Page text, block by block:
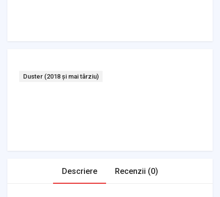
Tag:
Duster (2018 și mai târziu)
Descriere Recenzii (0)